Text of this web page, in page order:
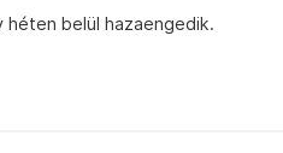
belül hazaengedik.